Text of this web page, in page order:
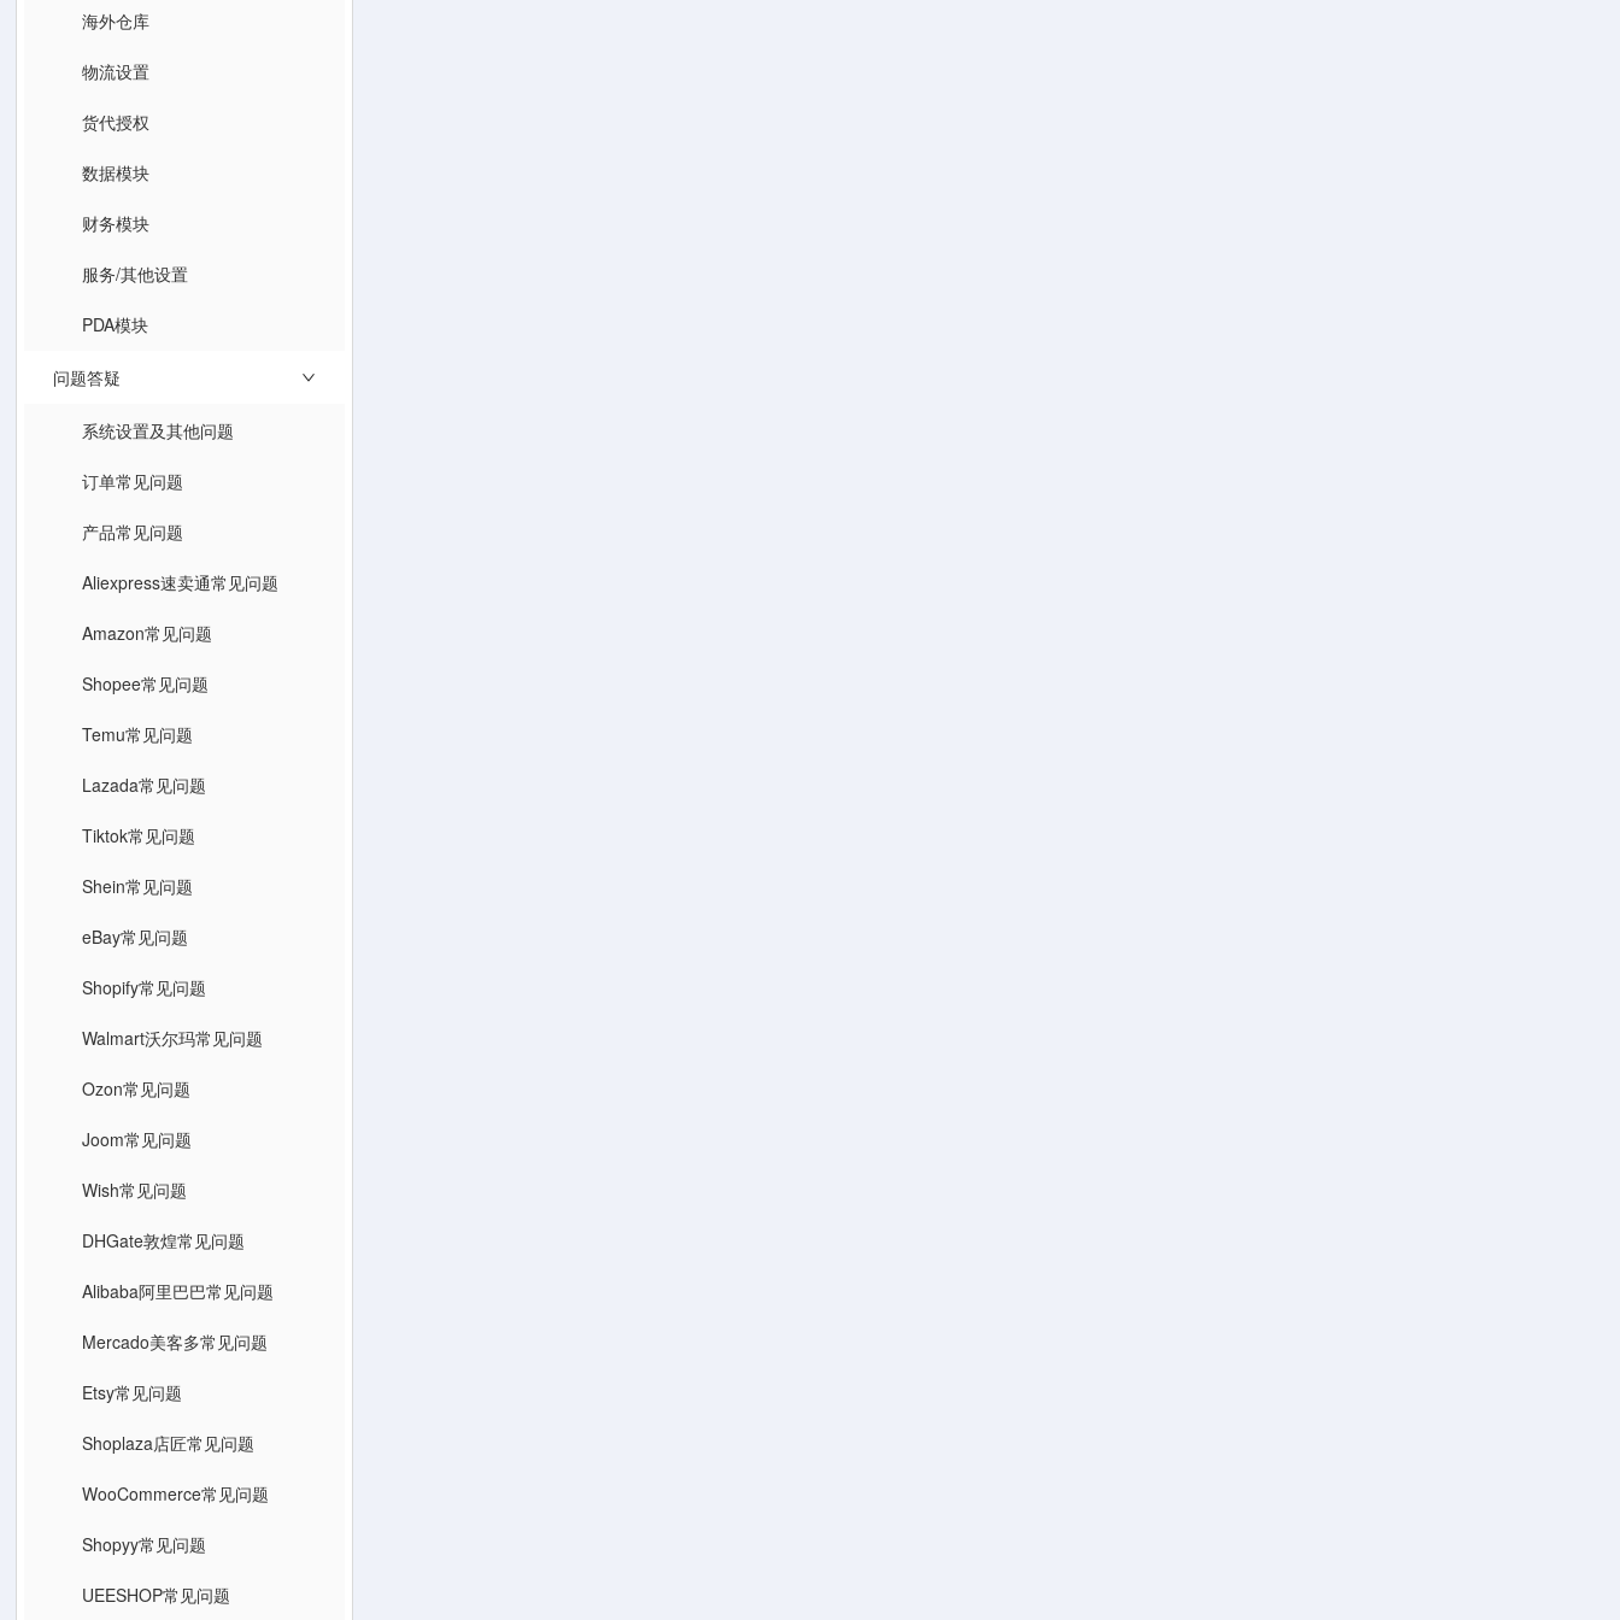
海外仓库
物流设置
货代授权
数据模块
财务模块
服务/其他设置
PDA模块
问题答疑
系统设置及其他问题
订单常见问题
产品常见问题
Aliexpress速卖通常见问题
Amazon常见问题
Shopee常见问题
Temu常见问题
Lazada常见问题
Tiktok常见问题
Shein常见问题
eBay常见问题
Shopify常见问题
Walmart沃尔玛常见问题
Ozon常见问题
Joom常见问题
Wish常见问题
DHGate敦煌常见问题
Alibaba阿里巴巴常见问题
Mercado美客多常见问题
Etsy常见问题
Shoplaza店匠常见问题
WooCommerce常见问题
Shopyy常见问题
UEESHOP常见问题